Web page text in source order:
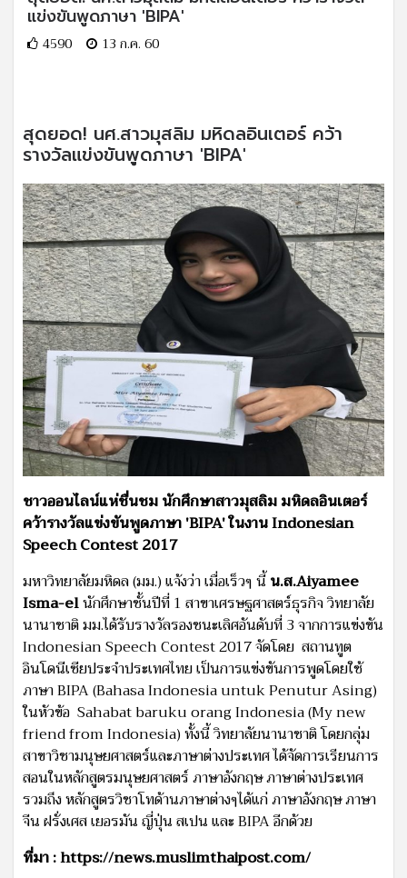
แข่งขันพูดภาษา 'BIPA'
4590 13 ก.ค. 60
สุดยอด! นศ.สาวมุสลิม มหิดลอินเตอร์ คว้า
รางวัลแข่งขันพูดภาษา 'BIPA'
ชาวออนไลน์แห่ชื่นชม นักศึกษาสาวมุสลิม มหิดลอินเตอร์
คว้ารางวัลแข่งขันพูดภาษา 'BIPA' ในงาน Indonesian
Speech Contest 2017
มหาวิทยาลัยมหิดล (มม.) แจ้งว่า เมื่อเร็วๆ นี้น.ส.Aiyamee
Isma-elนักศึกษาชั้นปีที่ 1 สาขาเศรษฐศาสตร์ธุรกิจ วิทยาลัย
นานาชาติ มม.ได้รับรางวัลรองชนะเลิศอันดับที่ 3 จากการแข่งขัน
Indonesian Speech Contest 2017 จัดโดย สถานทูต
อินโดนีเซียประจำประเทศไทย เป็นการแข่งขันการพูดโดยใช้
ภาษา BIPA (Bahasa Indonesia untuk Penutur Asing)
ในหัวข้อ Sahabat baruku orang Indonesia (My new
friend from Indonesia) ทั้งนี้ วิทยาลัยนานาชาติ โดยกลุ่ม
สาขาวิชามนุษยศาสตร์และภาษาต่างประเทศ ได้จัดการเรียนการ
สอนในหลักสูตรมนุษยศาสตร์ ภาษาอังกฤษ ภาษาต่างประเทศ
รวมถึง หลักสูตรวิชาโทด้านภาษาต่างๆได้แก่ ภาษาอังกฤษ ภาษา
จีน ฝรั่งเศส เยอรมัน ญี่ปุ่น สเปน และ BIPA อีกด้วย
ที่มา : https://news.muslimthaipost.com/